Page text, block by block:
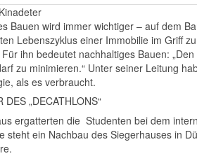
Bauen wird immer wichtiger – auf dem
Lebenszyklus einer Immobilie im Griff
ihn bedeutet nachhaltiges Bauen:
zu minimieren.“ Unter seiner Leitung
als es verbraucht.
DES „DECATHLONS“
ergatterten die Studenten bei dem
steht ein Nachbau des Siegerhauses in